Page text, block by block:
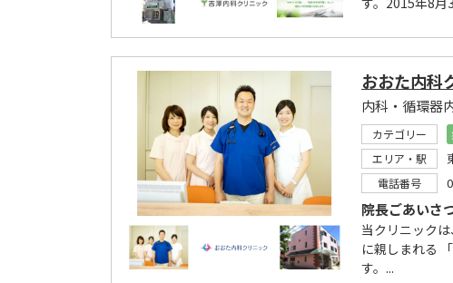
おおた内科
カテゴリー
エリア・駅
電話番号
院長ごあいさ
当クリニック
に親しまれる
す。...